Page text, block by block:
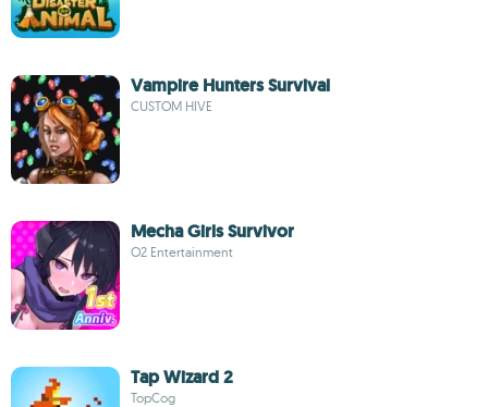
Vampire Hunters Survival
CUSTOM HIVE
Mecha Girls Survivor
O2 Entertainment
Tap Wizard 2
TopCog